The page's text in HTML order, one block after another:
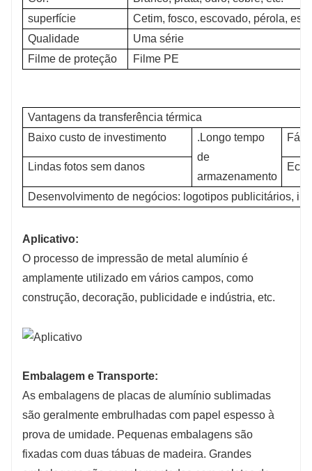
superfície
Cetim, fosco, escovado, pérola,
Qualidade
Uma série
Filme de proteção
Filme PE
Vantagens da transferência térmica
Baixo custo de investimento
.Longo tempo
de
armazenamento
Lindas fotos sem danos
Desenvolvimento de negócios: logotipos publicitários,
Aplicativo:
O processo de impressão de metal alumínio é
amplamente utilizado em vários campos, como
construção, decoração, publicidade e indústria, etc.
Embalagem e Transporte:
As embalagens de placas de alumínio sublimadas
são geralmente embrulhadas com papel espesso à
prova de umidade. Pequenas embalagens são
fixadas com duas tábuas de madeira. Grandes